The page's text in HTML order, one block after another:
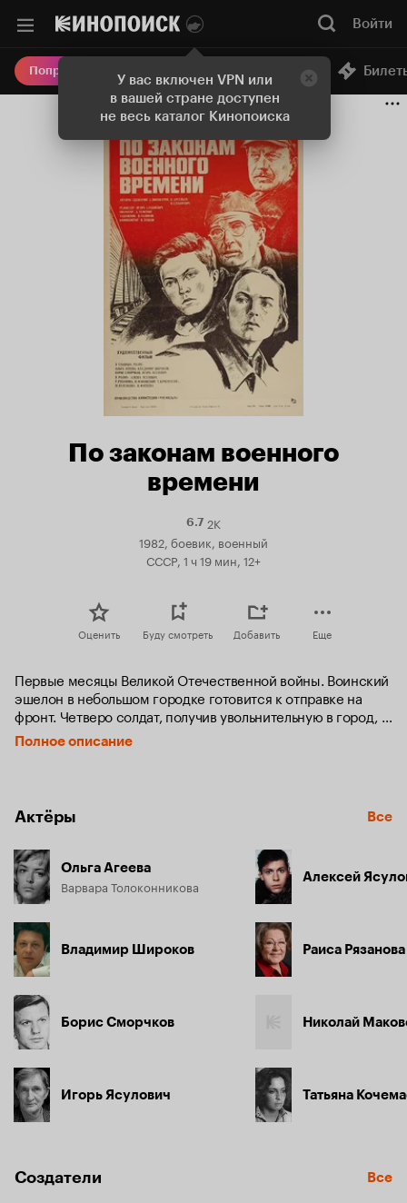
У вас включен VPN или
в вашей стране доступен
не весь каталог Кинопоиска
Войти
Попробовать Плюс Онлайн-кинотеатр
По законам военного
времени
6.7Рейтинг
Кинопоиска
2K
1982, боевик, военный
СССР, 1 ч 19 мин, 12+
Оценить Буду смотреть Добавить Еще
Первые месяцы Великой Отечественной войны. Воинский
эшелон в небольшом городке готовится к отправке на
фронт. Четверо солдат, получив увольнительную в город,
отстают от поезда, что по законам военного времени
считалось дезертирством. Добравшись до
вражеским десантом. Ценой собственной жизни герои
спасают мост и, тем самым, предотвращают гибель
Полное описание
Актёры Все
Ольга Агеева
Варвара Толоконникова
Владимир Широков
Борис Сморчков
Игорь Ясулович
Алексей
Раиса Рязанова
Николай
Татьяна
Создатели Все